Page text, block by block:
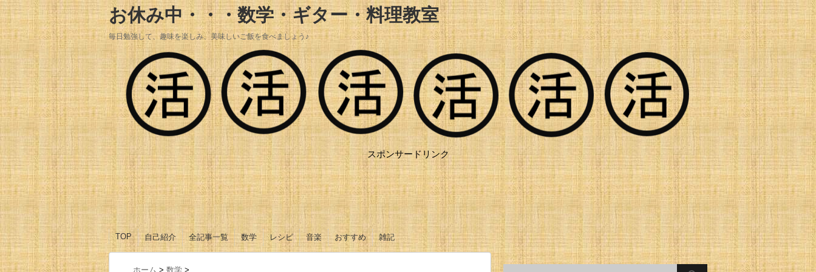
お休み中・・・数学・ギター・料理教室
毎日勉強して、趣味を楽しみ、美味しいご飯を食べましょう♪
スポンサードリンク
TOP 自己紹介 全記事一覧
数学
数学Ⅰ
数学A
数学Ⅱ
数学B
数学Ⅲ
レシピ
おかず
ご飯
ソース、タレ
サラダ
お菓子
音楽
オリジナル曲
ギター動画
おすすめ
調理器具
調味料
雑記
ホーム > 数学 >